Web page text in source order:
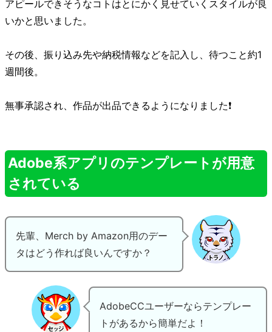
アピールできそうなコトはとにかく見せていくスタイルが良
いかと思いました。
その後、振り込み先や納税情報などを記入し、待つこと約1
週間後。
無事承認され、作品が出品できるようになりました❗
Adobe系アプリのテンプレートが用意
されている
先輩、Merch by Amazon用のデー
タはどう作れば良いんですか？
AdobeCCユーザーならテンプレー
トがあるから簡単だよ！